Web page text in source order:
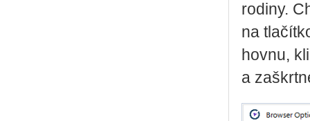
ro­di­ny.
na
hov­nu,
a